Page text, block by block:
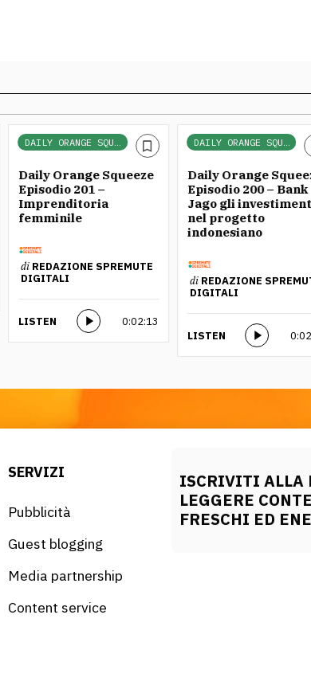
DAILY ORANGE SQUEEZE
Daily Orange Squeeze
Episodio 201 –
Imprenditoria
femminile
di REDAZIONE SPREMUTE
DIGITALI
LISTEN 0:02:13
DAILY ORANGE SQUEEZE
Daily Orange
Episodio 200 – Bank
Jago gli
nel progetto
indonesiano
di REDAZIONE
DIGITALI
LISTEN
SERVIZI
Pubblicità
Guest blogging
Media partnership
Content service
ISCRIVITI ALLA
LEGGERE
FRESCHI ED